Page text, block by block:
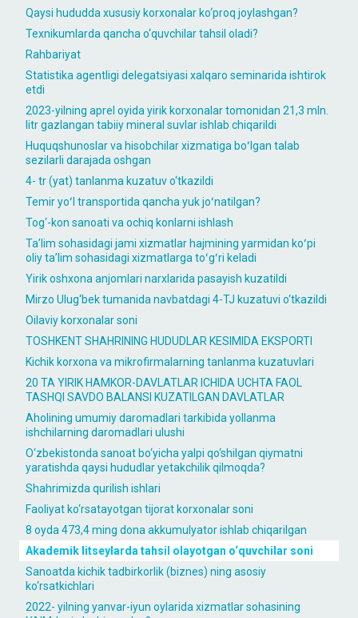
Qaysi hududda xususiy korxonalar ko‘proq joylashgan?
Texnikumlarda qancha o‘quvchilar tahsil oladi?
Rahbariyat
Statistika agentligi delegatsiyasi xalqaro seminarida ishtirok
etdi
2023-yilning aprel oyida yirik korxonalar tomonidan 21,3 mln.
litr gazlangan tabiiy mineral suvlar ishlab chiqarildi
Huquqshunoslar va hisobchilar xizmatiga boʻlgan talab
sezilarli darajada oshgan
4- tr (yat) tanlanma kuzatuv o‘tkazildi
Temir yoʻl transportida qancha yuk joʻnatilgan?
Tog‘-kon sanoati va ochiq konlarni ishlash
Taʼlim sohasidagi jami xizmatlar hajmining yarmidan koʻpi
oliy taʼlim sohasidagi xizmatlarga toʻgʻri keladi
Yirik oshxona anjomlari narxlarida pasayish kuzatildi
Mirzo Ulug‘bek tumanida navbatdagi 4-TJ kuzatuvi o‘tkazildi
Oilaviy korxonalar soni
TOSHKENT SHAHRINING HUDUDLAR KESIMIDA EKSPORTI
Kichik korxona va mikrofirmalarning tanlanma kuzatuvlari
20 TA YIRIK HAMKOR-DAVLATLAR ICHIDA UCHTA FAOL
TASHQI SAVDO BALANSI KUZATILGAN DAVLATLAR
Aholining umumiy daromadlari tarkibida yollanma
ishchilarning daromadlari ulushi
O‘zbekistonda sanoat bo‘yicha yalpi qo‘shilgan qiymatni
yaratishda qaysi hududlar yetakchilik qilmoqda?
Shahrimizda qurilish ishlari
Faoliyat ko‘rsatayotgan tijorat korxonalar soni
8 oyda 473,4 ming dona akkumulyator ishlab chiqarilgan
Akademik litseylarda tahsil olayotgan o‘quvchilar soni
Sanoatda kichik tadbirkorlik (biznes) ning asosiy
ko‘rsatkichlari
2022- yilning yanvar-iyun oylarida xizmatlar sohasining